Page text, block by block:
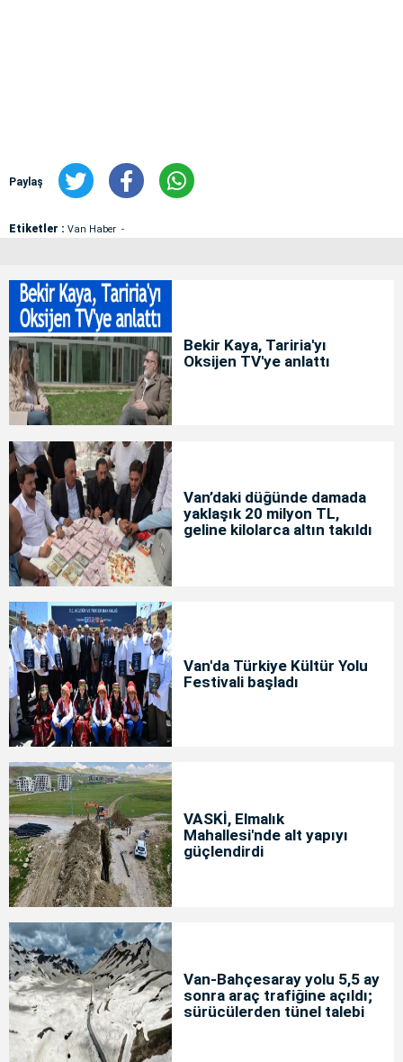
Paylaş
Etiketler : Van Haber
Bekir Kaya, Tariria'yı
Oksijen TV'ye anlattı
Van’daki düğünde damada
yaklaşık 20 milyon TL,
geline kilolarca altın takıldı
Van'da Türkiye Kültür Yolu
Festivali başladı
VASKİ, Elmalık
Mahallesi'nde alt yapıyı
güçlendirdi
Van-Bahçesaray yolu 5,5 ay
sonra araç trafiğine açıldı;
sürücülerden tünel talebi